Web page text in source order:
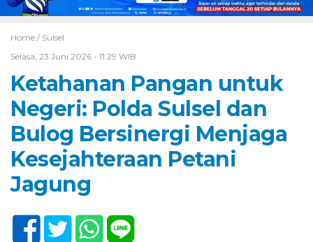
Home / Sulsel
Selasa, 23 Juni 2026 - 11:29 WIB
Ketahanan Pangan untuk
Negeri: Polda Sulsel dan
Bulog Bersinergi Menjaga
Kesejahteraan Petani
Jagung